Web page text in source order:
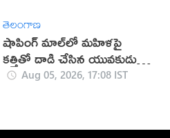
తెలంగాణ
షాపింగ్ మాల్‌లో మహిళపై
కత్తితో దాడి చేసిన యువకుడు
(వీడియో)
Aug 05, 2026, 17:08 IST